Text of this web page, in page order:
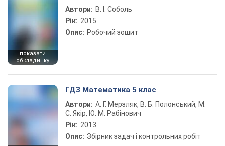
показати
обкладинку
Автори: В. І. Соболь
Рік: 2015
Опис: Робочий зошит
ГДЗ Математика 5 клас
Автори: А. Г. Мерзляк, В. Б. Полонський, М.
С. Якір, Ю. М. Рабінович
Рік: 2013
Опис: Збірник задач і контрольних робіт